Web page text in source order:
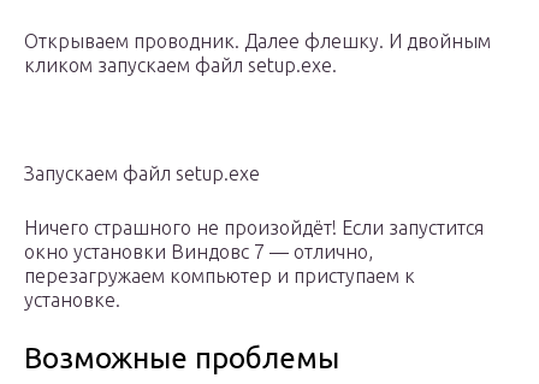
Открываем проводник. Далее флешку. И двойным
кликом запускаем файл setup.exe.
Запускаем файл setup.exe
Ничего страшного не произойдёт! Если запустится
окно установки Виндовс 7 — отлично,
перезагружаем компьютер и приступаем к
установке.
Возможные проблемы